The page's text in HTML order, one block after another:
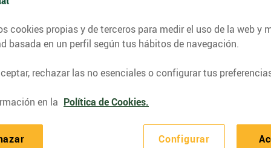
los supermercados Bonpreu y Esclat a través de
cookies propias y de terceros para medir el uso de la web y
basada en un perfil según tus hábitos de navegación.
rechazar las no esenciales o configurar tus
en la Política de Cookies.
Configurar